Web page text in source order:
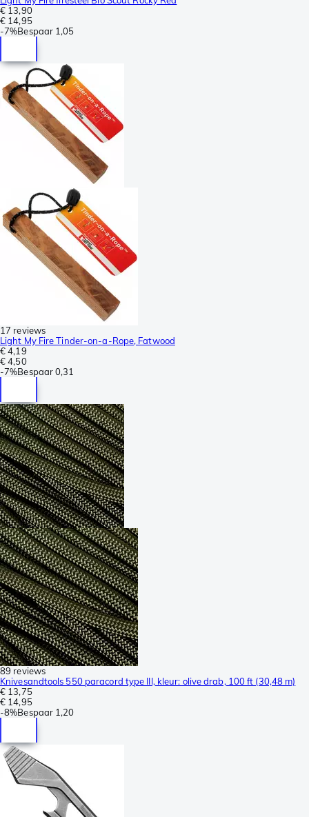
€ 13,90
€ 14,95
-7%Bespaar 1,05
17 reviews
Light My Fire Tinder-on-a-Rope, Fatwood
€ 4,19
€ 4,50
-7%Bespaar0,31
89 reviews
Knivesandtools 550 paracord type III, kleur: olive drab, 100 ft (30,48 m)
€ 13,75
€ 14,95
-8%Bespaar 1,20